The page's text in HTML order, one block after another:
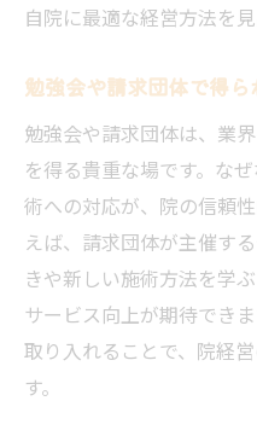
自院に最適な経営方法を
勉強会や請求団体で得
勉強会や請求団体は、業
を得る貴重な場です。な
術への対応が、院の信頼
えば、請求団体が主催す
きや新しい施術方法を学
サービス向上が期待でき
取り入れることで、院経
す。